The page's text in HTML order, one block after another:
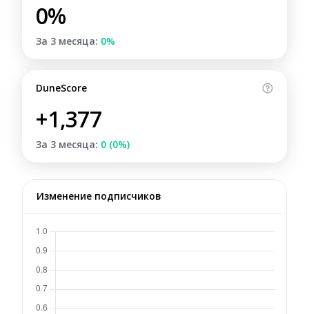
0%
За 3 месяца: 0%
DuneScore
+1,377
За 3 месяца: 0 (0%)
Изменение подписчиков